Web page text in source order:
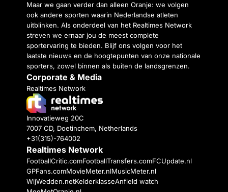
Maar we gaan verder dan alleen Oranje: we volgen
ook andere sporten waarin Nederlandse atleten
uitblinken. Als onderdeel van het Realtimes Network
streven we ernaar jou de meest complete
sportervaring te bieden. Blijf ons volgen voor het
laatste nieuws en de hoogtepunten van onze nationale
sporters, zowel binnen als buiten de landsgrenzen.
Corporate & Media
Realtimes Network
Innovatieweg 20C
7007 CD, Doetinchem, Netherlands
+31(315)-764002
Realtimes Network
FootballCritic.comFootballTransfers.comFCUpdate.nl
GPFans.comMovieMeter.nlMusicMeter.nl
WijWedden.netKelderklasseAnfield watch